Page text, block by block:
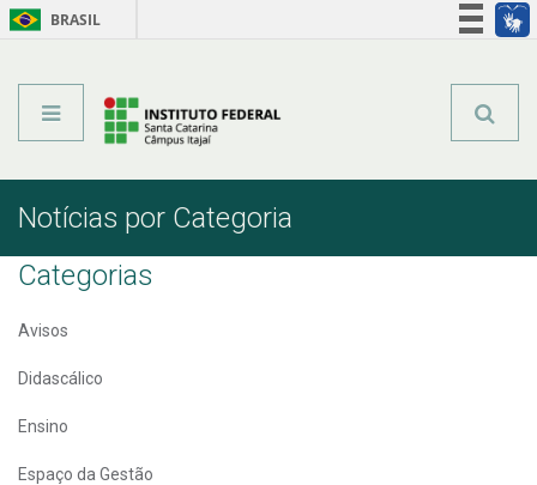
BRASIL
Notícias por Categoria
Categorias
Avisos
Didascálico
Ensino
Espaço da Gestão